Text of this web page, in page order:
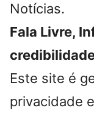
Notícias.
Fala Livre,
Este site é
privacidade